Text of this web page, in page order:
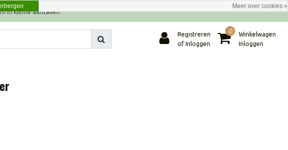
in kleine aantallen
Registreren
of Inloggen
0
Winkelwagen
Inloggen
Meer over cookies »